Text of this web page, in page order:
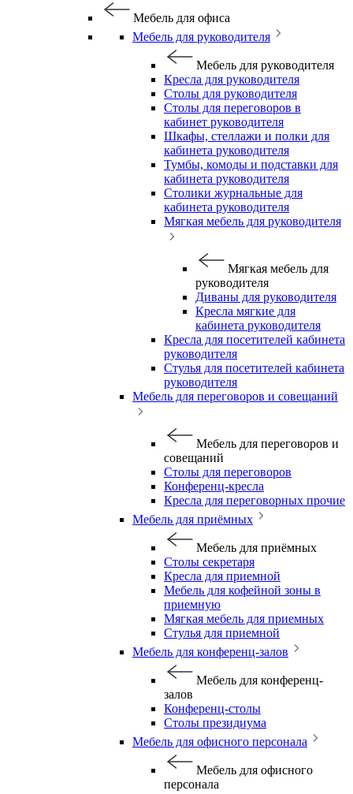
Мебель для офиса
Мебель для руководителя
Мебель для руководителя
Кресла для руководителя
Столы для руководителя
Столы для переговоров в
кабинет руководителя
Шкафы, стеллажи и полки для
кабинета руководителя
Тумбы, комоды и подставки для
кабинета руководителя
Столики журнальные для
кабинета руководителя
Мягкая мебель для руководителя
Мягкая мебель для
руководителя
Диваны для руководителя
Кресла мягкие для
кабинета руководителя
Кресла для посетителей кабинета
руководителя
Стулья для посетителей кабинета
руководителя
Мебель для переговоров и совещаний
Мебель для переговоров и
совещаний
Столы для переговоров
Конференц-кресла
Кресла для переговорных прочие
Мебель для приёмных
Мебель для приёмных
Столы секретаря
Кресла для приемной
Мебель для кофейной зоны в
приемную
Мягкая мебель для приемных
Стулья для приемной
Мебель для конференц-залов
Мебель для конференц-
залов
Конференц-столы
Столы президиума
Мебель для офисного персонала
Мебель для офисного
персонала